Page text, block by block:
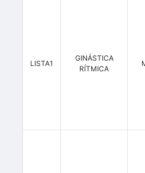
LISTA1
GINÁSTICA
RÍTMICA